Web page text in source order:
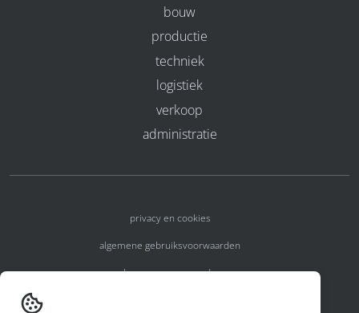
bouw
productie
techniek
logistiek
verkoop
administratie
privacy en cookies
algemene gebruiksvoorwaarden
algemene voorwaarden